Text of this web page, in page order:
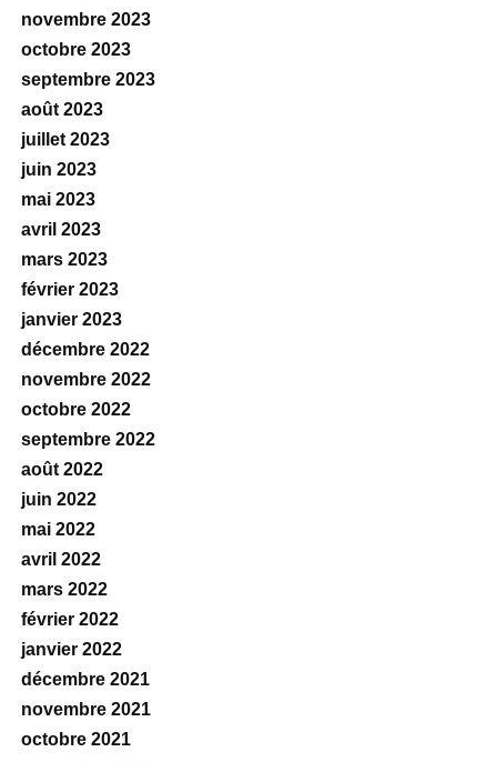
novembre 2023
octobre 2023
septembre 2023
août 2023
juillet 2023
juin 2023
mai 2023
avril 2023
mars 2023
février 2023
janvier 2023
décembre 2022
novembre 2022
octobre 2022
septembre 2022
août 2022
juin 2022
mai 2022
avril 2022
mars 2022
février 2022
janvier 2022
décembre 2021
novembre 2021
octobre 2021